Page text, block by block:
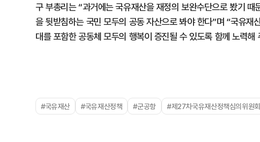
구 부총리는 “과거에는 국유재산을 재정의 보완수단으로 봤기 때
을 뒷받침하는 국민 모두의 공동 자산으로 봐야 한다”며 “국유
대를 포함한 공동체 모두의 행복이 증진될 수 있도록 함께 노력해
#국유재산 #국유재산정책 #군공항 #제27차국유재산정책심의위원회